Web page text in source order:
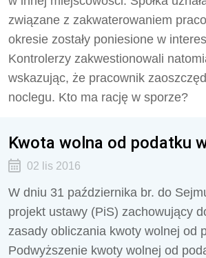
związane z zakwaterowaniem
okresie zostały poniesione w
Kontrolerzy zakwestionowali
wskazując, że pracownik
noclegu. Kto ma rację w sporze?
Kwota wolna od podatku
02 lis 2016
W dniu 31 października br. do
projekt ustawy (PiS) zachowujący
zasady obliczania kwoty wolnej od
Podwyższenie kwoty wolnej od